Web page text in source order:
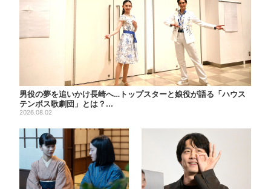
男役の夢を追いかけ長崎へ…トップスターと娘役が語る「ハウス
テンボス歌劇団」とは？...
2026.08.02